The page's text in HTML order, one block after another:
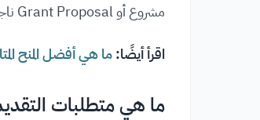
مشروع أو Grant Proposal ناجح.
اقرأ أيضًا:ما هي أفضل المنح
ما هي متطلبات